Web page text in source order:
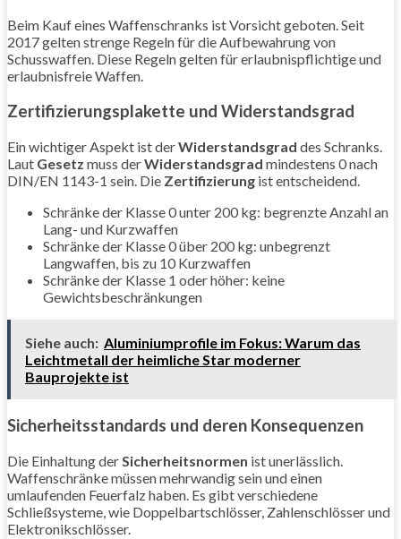
Beim Kauf eines Waffenschranks ist Vorsicht geboten. Seit
2017 gelten strenge Regeln für die Aufbewahrung von
Schusswaffen. Diese Regeln gelten für erlaubnispflichtige und
erlaubnisfreie Waffen.
Zertifizierungsplakette und Widerstandsgrad
Ein wichtiger Aspekt ist derWiderstandsgrad des Schranks.
Laut Gesetz muss derWiderstandsgrad mindestens 0 nach
DIN/EN 1143-1 sein. Die Zertifizierung ist entscheidend.
Schränke der Klasse 0 unter 200 kg: begrenzte Anzahl an
Lang- und Kurzwaffen
Schränke der Klasse 0 über 200 kg: unbegrenzt
Langwaffen, bis zu 10 Kurzwaffen
Schränke der Klasse 1 oder höher: keine
Gewichtsbeschränkungen
Siehe auch: Aluminiumprofile im Fokus: Warum das
Leichtmetall der heimliche Star moderner
Bauprojekte ist
Sicherheitsstandards und deren Konsequenzen
Die Einhaltung derSicherheitsnormen ist unerlässlich.
Waffenschränke müssen mehrwandig sein und einen
umlaufenden Feuerfalz haben. Es gibt verschiedene
Schließsysteme, wie Doppelbartschlösser, Zahlenschlösser und
Elektronikschlösser.